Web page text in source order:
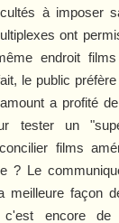
à imposer
ont
endroit
le public
a profité
tester un
films
? Le
meilleure façon
encore de